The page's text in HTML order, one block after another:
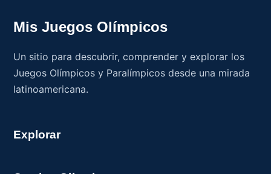
Mis Juegos Olímpicos
Un sitio para descubrir, comprender y explorar los
Juegos Olímpicos y Paralímpicos desde una mirada
latinoamericana.
Explorar